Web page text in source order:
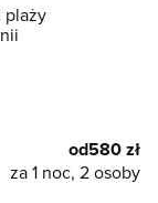
plaży
od580 zł
za 1 noc, 2 osoby